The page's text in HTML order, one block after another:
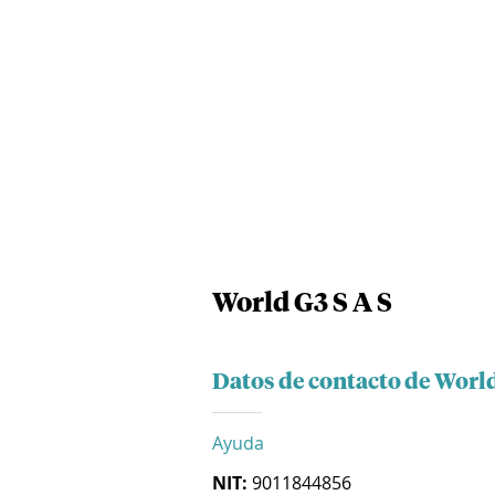
World G3 S A S
Datos de contacto de World
Ayuda
NIT: 9011844856